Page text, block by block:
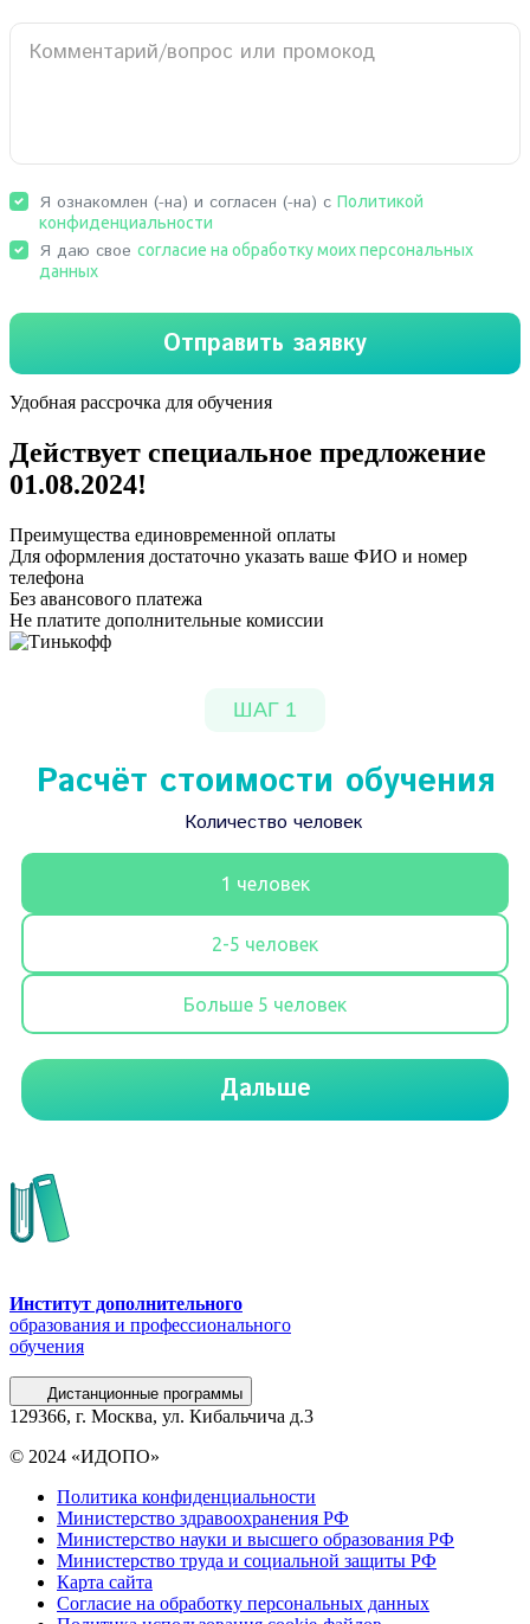
Удобная рассрочка для обучения
Действует специальное предложение
01.08.2024!
Преимущества единовременной оплаты
Для оформления достаточно указать ваше ФИО и номер
телефона
Без авансового платежа
Не платите дополнительные комиссии
Институт дополнительного
образования и профессионального
обучения
Дистанционные программы
129366, г. Москва, ул. Кибальчича д.3
© 2024 «ИДОПО»
Политика конфиденциальности
Министерство здравоохранения РФ
Министерство науки и высшего образования РФ
Министерство труда и социальной защиты РФ
Карта сайта
Согласие на обработку персональных данных